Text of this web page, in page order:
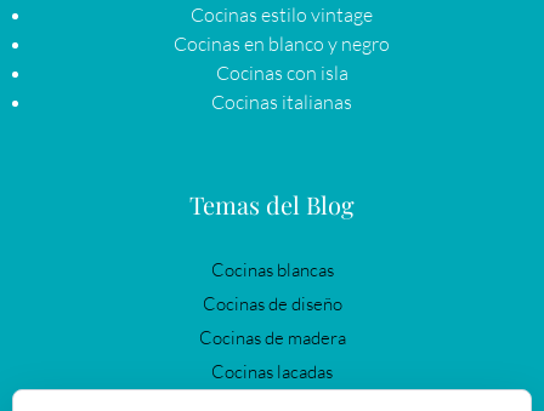
Cocinas estilo vintage
Cocinas en blanco y negro
Cocinas con isla
Cocinas italianas
Temas del Blog
Cocinas blancas
Cocinas de diseño
Cocinas de madera
Cocinas lacadas